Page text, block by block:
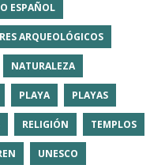
ESPAÑOL
ARQUEOLÓGICOS
NATURALEZA
PLAYA PLAYAS
RELIGIÓN TEMPLOS
UNESCO